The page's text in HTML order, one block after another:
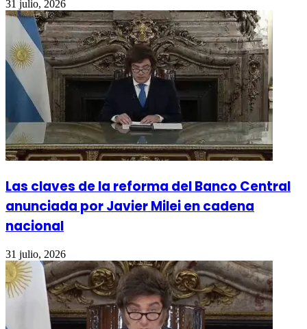
31 julio, 2026
Las claves de la reforma del Banco Central
anunciada por Javier Milei en cadena
nacional
31 julio, 2026